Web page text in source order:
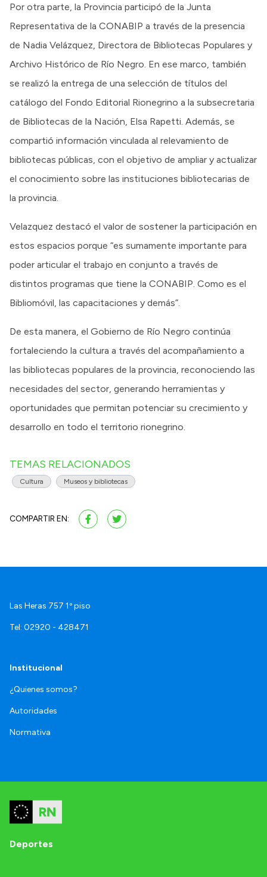
Por otra parte, la Provincia participó de la Junta
Representativa de la CONABIP a través de la presencia
de Nadia Velázquez, Directora de Bibliotecas Populares y
Archivo Histórico de Río Negro. En ese marco, también
se realizó la entrega de una selección de títulos del
catálogo del Fondo Editorial Rionegrino a la subsecretaria
de Bibliotecas de la Nación, Elsa Rapetti. Además, se
compartió información vinculada al relevamiento de
bibliotecas públicas, con el objetivo de ampliar y actualizar
el conocimiento sobre las instituciones bibliotecarias de
la provincia.
Velazquez destacó el valor de sostener la participación en
estos espacios porque “es sumamente importante para
poder articular el trabajo en conjunto a través de
distintos programas que tiene la CONABIP. Como es el
Bibliomóvil, las capacitaciones y demás”.
De esta manera, el Gobierno de Río Negro continúa
fortaleciendo la cultura a través del acompañamiento a
las bibliotecas populares de la provincia, reconociendo las
necesidades del sector, generando herramientas y
oportunidades que permitan potenciar su crecimiento y
desarrollo en todo el territorio rionegrino.
TEMAS RELACIONADOS
Cultura Museos y bibliotecas
COMPARTIR EN:
Las Heras 757 1º piso
Tel: 02920 - 428471
Institucional
¿Quienes somos?
Autoridades
Normativa
Deportes